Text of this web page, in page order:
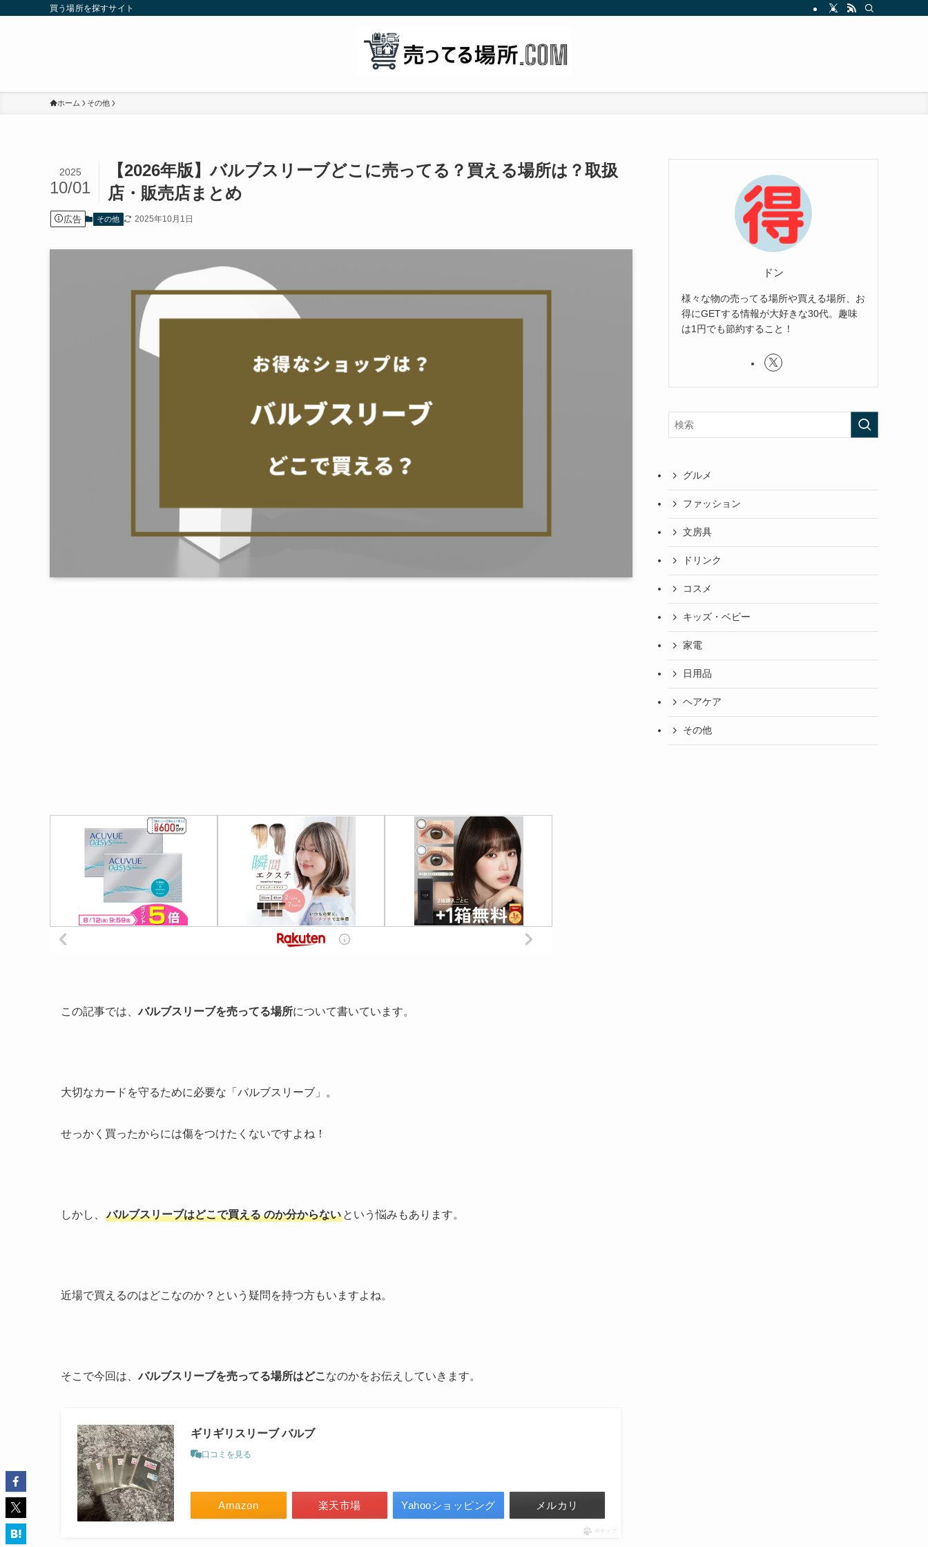
買う場所を探すサイト
ホーム その他
【2026年版】バルブスリーブどこに売ってる？買える場所は？取扱
店・販売店まとめ
2025
10/01
広告 その他 2025年10月1日
この記事では、バルブスリーブを売ってる場所について書いています。
大切なカードを守るために必要な「バルブスリーブ」。
せっかく買ったからには傷をつけたくないですよね！
しかし、 バルブスリーブはどこで買える のか分からない という悩みもあります。
近場で買えるのはどこなのか？という疑問を持つ方もいますよね。
そこで今回は、バルブスリーブを売ってる場所はどこ なのかをお伝えしていきます。
ギリギリスリーブ バルブ
口コミを見る
Amazon 楽天市場 Yahooショッピング メルカリ
ポチップ
ドン
様々な物の売ってる場所や買える場所、お
得にGETする情報が大好きな30代。趣味
は1円でも節約すること！
グルメ
ファッション
文房具
ドリンク
コスメ
キッズ・ベビー
家電
日用品
ヘアケア
その他